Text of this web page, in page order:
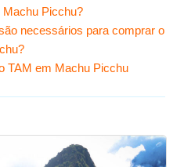
Picchu?
necessários para comprar o
TAM em Machu Picchu